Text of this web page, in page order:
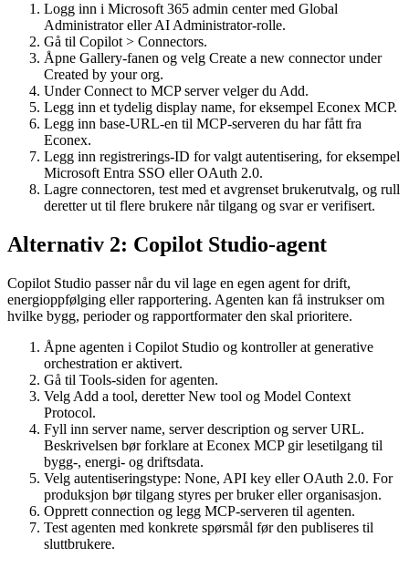
Logg inn i Microsoft 365 admin center med Global
Administrator eller AI Administrator-rolle.
Gå til Copilot > Connectors.
Åpne Gallery-fanen og velg Create a new connector under
Created by your org.
Under Connect to MCP server velger du Add.
Legg inn et tydelig display name, for eksempel Econex MCP.
Legg inn base-URL-en til MCP-serveren du har fått fra
Econex.
Legg inn registrerings-ID for valgt autentisering, for eksempel
Microsoft Entra SSO eller OAuth 2.0.
Lagre connectoren, test med et avgrenset brukerutvalg, og rull
deretter ut til flere brukere når tilgang og svar er verifisert.
Alternativ 2: Copilot Studio-agent
Copilot Studio passer når du vil lage en egen agent for drift,
energioppfølging eller rapportering. Agenten kan få instrukser om
hvilke bygg, perioder og rapportformater den skal prioritere.
Åpne agenten i Copilot Studio og kontroller at generative
orchestration er aktivert.
Gå til Tools-siden for agenten.
Velg Add a tool, deretter New tool og Model Context
Protocol.
Fyll inn server name, server description og server URL.
Beskrivelsen bør forklare at Econex MCP gir lesetilgang til
bygg-, energi- og driftsdata.
Velg autentiseringstype: None, API key eller OAuth 2.0. For
produksjon bør tilgang styres per bruker eller organisasjon.
Opprett connection og legg MCP-serveren til agenten.
Test agenten med konkrete spørsmål før den publiseres til
sluttbrukere.